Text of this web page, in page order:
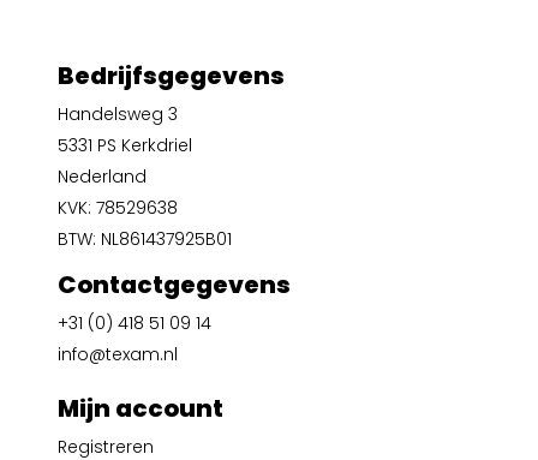
Bedrijfsgegevens
Handelsweg 3
5331 PS Kerkdriel
Nederland
KVK: 78529638
BTW: NL861437925B01
Contactgegevens
+31 (0) 418 51 09 14
info@texam.nl
Mijn account
Registreren